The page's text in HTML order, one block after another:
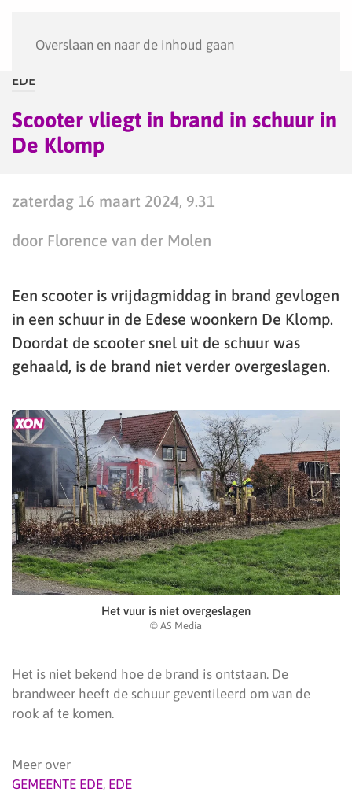
Overslaan en naar de inhoud gaan
EDE
Scooter vliegt in brand in schuur in
De Klomp
zaterdag 16 maart 2024, 9.31
door Florence van der Molen
Een scooter is vrijdagmiddag in brand gevlogen
in een schuur in de Edese woonkern De Klomp.
Doordat de scooter snel uit de schuur was
gehaald, is de brand niet verder overgeslagen.
Het vuur is niet overgeslagen
© AS Media
Het is niet bekend hoe de brand is ontstaan. De
brandweer heeft de schuur geventileerd om van de
rook af te komen.
Meer over
GEMEENTE EDE, EDE